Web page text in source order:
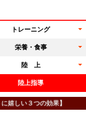
トレーニング
栄養・食事
陸 上
陸上指導
嬉しい３つの効果】